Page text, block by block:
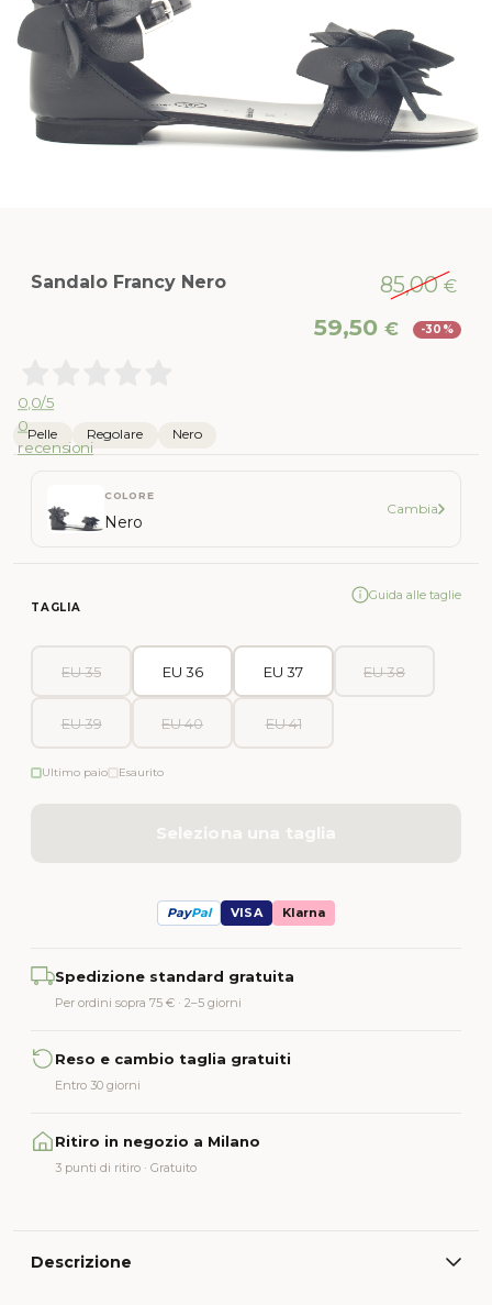
Sandalo Francy Nero 85,00€
prezzo
59,50 € -30%
0,0/5
0
recensioni
Pelle Regolare Nero
COLORE
Nero
Cambia
TAGLIA
Guida alle taglie
EU 35 EU 36 EU 37 EU 38
EU 39 EU 40 EU 41
Ultimo paio Esaurito
Seleziona una taglia
PayPal VISA Klarna
Spedizione standard gratuita
Per ordini sopra 75 € · 2–5 giorni
Reso e cambio taglia gratuiti
Entro 30 giorni
Ritiro in negozio a Milano
3 punti di ritiro · Gratuito
Descrizione